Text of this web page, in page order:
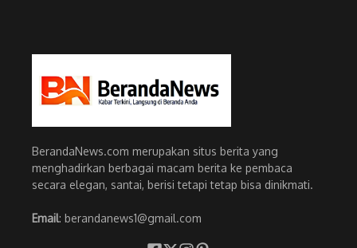
BerandaNews.com merupakan situs berita yang
menghadirkan berbagai macam berita ke pembaca
secara elegan, santai, berisi tetapi tetap bisa dinikmati.
Email: berandanews1@gmail.com